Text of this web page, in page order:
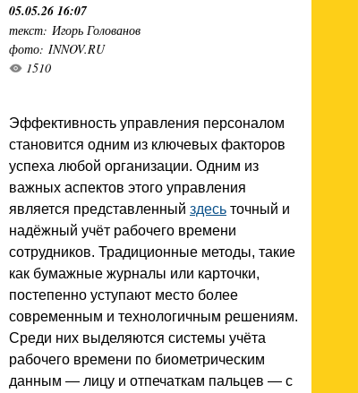
05.05.26 16:07
текст: Игорь Голованов
фото: INNOV.RU
1510
Эффективность управления персоналом
становится одним из ключевых факторов
успеха любой организации. Одним из
важных аспектов этого управления
является представленный здесь точный и
надёжный учёт рабочего времени
сотрудников. Традиционные методы, такие
как бумажные журналы или карточки,
постепенно уступают место более
современным и технологичным решениям.
Среди них выделяются системы учёта
рабочего времени по биометрическим
данным — лицу и отпечаткам пальцев — с